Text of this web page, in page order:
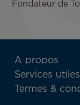
Fondateur de
ATN:
Footer
menu
A propos
Services utiles
Termes &